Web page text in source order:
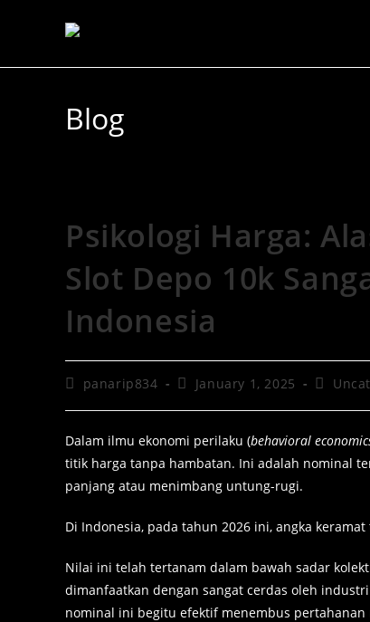
Blog
Psikologi Harga:
Slot Depo 10k
Indonesia
panarip834 January 1, 2025
Dalam ilmu ekonomi perilaku (behavioral
titik harga tanpa hambatan. Ini adalah nominal
panjang atau menimbang untung-rugi.
Di Indonesia, pada tahun 2026 ini, angka
Nilai ini telah tertanam dalam bawah sadar
dimanfaatkan dengan sangat cerdas oleh
nominal ini begitu efektif menembus